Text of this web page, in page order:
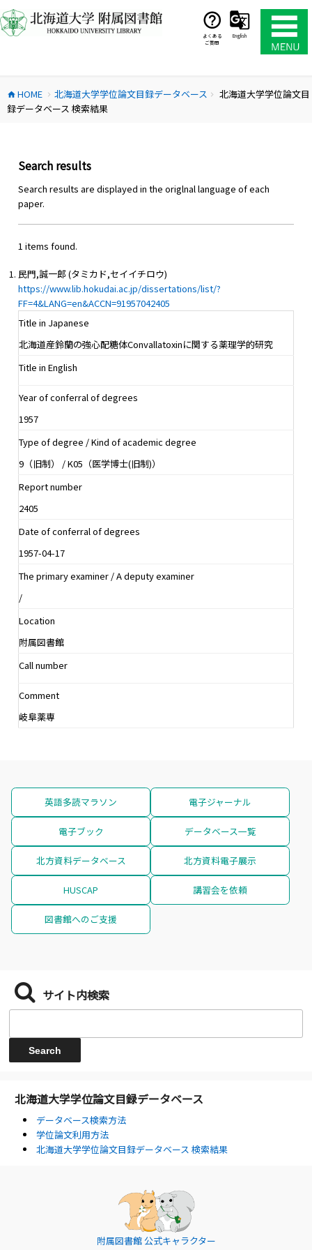
ン
テ
ス
キ
よくある
ご質問
English
home HOME chevron_right 北海道大学学位論文目録データベース chevron_right
北海道大学学位論文目
録データベース 検索結果
Search results
Search results are displayed in the origlnal language of each
paper.
1 items found.
民門,誠一郎 (タミカド,セイイチロウ)
https://www.lib.hokudai.ac.jp/dissertations/list/?
FF=4&LANG=en&ACCN=91957042405
Title in Japanese
北海道産鈴蘭の強心配糖体Convallatoxinに関する薬理学的研究
Title in English
Year of conferral of degrees
1957
Type of degree / Kind of academic degree
9（旧制） / K05（医学博士(旧制)）
Report number
2405
Date of conferral of degrees
1957-04-17
The primary examiner / A deputy examiner
/
Location
附属図書館
Call number
Comment
岐阜薬専
英語多読マラソン 電子ジャーナル
電子ブック データベース一覧
北方資料データベース 北方資料電子展示
HUSCAP 講習会を依頼
図書館へのご支援
サイト内検索
北海道大学学位論文目録データベース
データベース検索方法
学位論文利用方法
北海道大学学位論文目録データベース 検索結果
附属図書館 公式キャラクター